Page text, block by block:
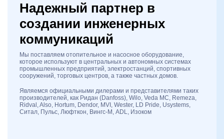
Надежный партнер в
создании инженерных
коммуникаций
Мы поставляем отопительное и насосное оборудование,
которое используют в центральных и автономных системах
промышленных предприятий, электростанций, спортивных
сооружений, торговых центров, а также частных домов.
Являемся официальными дилерами и представителями таких
производителей, как Ридан (Danfoss), Wilo, Veda MC, Remeza,
Ridval, Also, Hortum, Dendor, MVI, Wester, LD Pride, Usystems,
Ситал, Пульс, Люфткон, Вингс-М, ADL, Изоком